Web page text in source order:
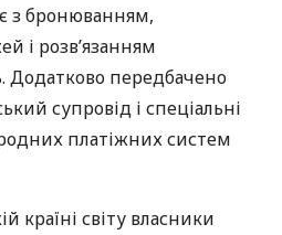
з бронюванням,
і розв’язанням
Додатково передбачено
супровід і спеціальні
платіжних систем
країні світу власники